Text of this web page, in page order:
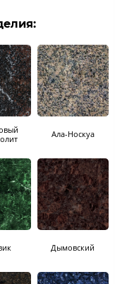
Ала-Носкуа
Дымовский